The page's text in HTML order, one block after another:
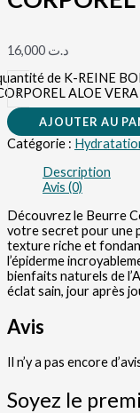
د.ت
-
de K-REINE
ALOE
AJOUTER AU
Catégorie :
Description
Avis (0)
Découvrez le Beurre
votre secret pour une
texture riche et
l’épiderme
bienfaits naturels de
éclat sain, jour après
Avis
Il n’y a pas encore
Soyez le